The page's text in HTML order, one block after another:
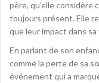
père, qu’elle considère
toujours présent. Elle
que leur impact dans
En parlant de son
comme la perte de sa
événement qui a